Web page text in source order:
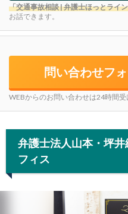
「交通事故相談 | 弁護士ほっとライ
お話できます。
問い合わせフ
WEBからのお問い合わせは24時間受
弁護士法人山本・坪
フィス